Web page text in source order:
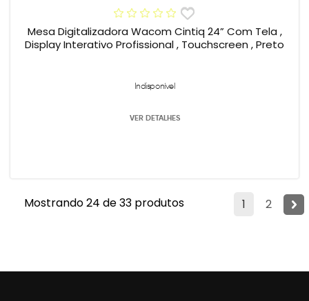
Mesa Digitalizadora Wacom Cintiq 24” Com Tela ,
Display Interativo Profissional , Touchscreen , Preto
Indisponível
VER DETALHES
1 2
Mostrando 24 de 33 produtos